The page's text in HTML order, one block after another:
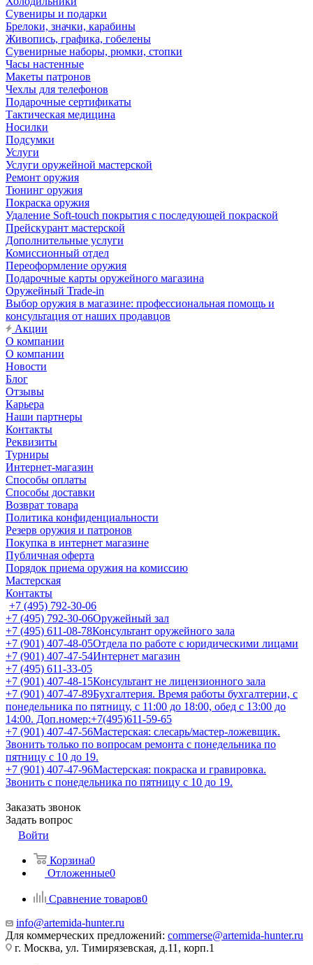
Сувениры и подарки
Брелоки, значки, карабины
Живопись, графика, гобелены
Сувенирные наборы, рюмки, стопки
Часы настенные
Макеты патронов
Чехлы для телефонов
Подарочные сертификаты
Тактическая медицина
Носилки
Подсумки
Услуги
Услуги оружейной мастерской
Ремонт оружия
Тюнинг оружия
Покраска оружия
Удаление Soft-touch покрытия с последующей покраской
Прейскурант мастерской
Дополнительные услуги
Комиссионный отдел
Переоформление оружия
Подарочные карты оружейного магазина
Оружейный Trade-in
Выбор оружия в магазине: профессиональная помощь и
консультация от наших продавцов
Акции
О компании
О компании
Новости
Блог
Отзывы
Карьера
Наши партнеры
Контакты
Реквизиты
Турниры
Интернет-магазин
Способы оплаты
Способы доставки
Возврат товара
Политика конфиденциальности
Резерв оружия и патронов
Покупка в интернет магазине
Публичная оферта
Порядок приема оружия на комиссию
Мастерская
Контакты
+7 (495) 792-30-06
+7 (495) 792-30-06Оружейный зал
+7 (495) 611-08-78Консультант оружейного зала
+7 (901) 407-48-05Отдела по работе с юридическими лицами
+7 (901) 407-47-54Интернет магазин
+7 (495) 611-33-05
+7 (901) 407-48-15Консультант не лицензионного зала
+7 (901) 407-47-89Бухгалтерия. Время работы бухгалтерии, с
понедельника по пятницу, с 11:00 до 18:00, обед с 13:00 до
14:00. Доп.номер:+7(495)611-59-65
+7 (901) 407-47-56Мастерская: слесарь/мастер-ложевщик.
Звонить только по вопросам ремонта с понедельника по
пятницу с 10 до 19.
+7 (901) 407-47-96Мастерская: покраска и гравировка.
Звонить с понедельника по пятницу с 10 до 19.
Заказать звонок
Задать вопрос
Войти
Корзина0
Отложенные0
Сравнение товаров0
info@artemida-hunter.ru
Для коммерческих предложений: commerse@artemida-hunter.ru
г. Москва, ул. Тимирязевская, д.11, корп.1